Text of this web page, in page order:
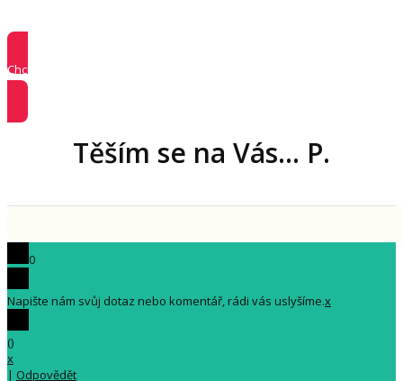
Chci článek! Chci umět počítat lhůty u výzvy na podání kontrolního
hlášení!
Těším se na Vás... P.
0
Napište nám svůj dotaz nebo komentář, rádi vás uslyšíme.x
()
x
| Odpovědět